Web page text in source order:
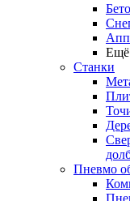
Станки
Пневмо